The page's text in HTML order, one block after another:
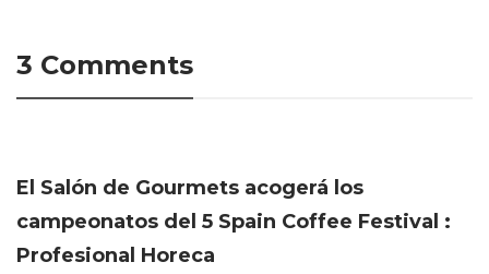
3 Comments
El Salón de Gourmets acogerá los
campeonatos del 5 Spain Coffee Festival :
Profesional Horeca